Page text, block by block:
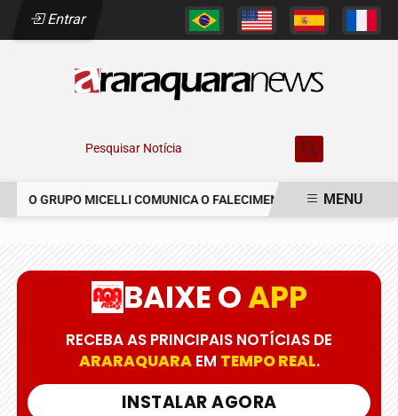
Entrar
Pesquisar Notícia
O GRUPO MICELLI COMUNICA O FALECIMENTO DO SR. MARCELO
MENU
BAIXE OAPP
RECEBA AS PRINCIPAIS NOTÍCIAS DE
ARARAQUARAEM TEMPO REAL.
INSTALAR AGORA